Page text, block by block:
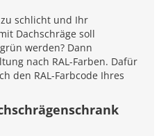
schlicht und Ihr
Dachschräge soll
werden? Dann
nach RAL-Farben. Dafür
den RAL-Farbcode Ihres